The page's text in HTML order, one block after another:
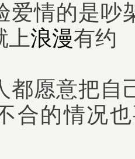
爱情的是吵
上浪漫有约
都愿意把自
合的情况